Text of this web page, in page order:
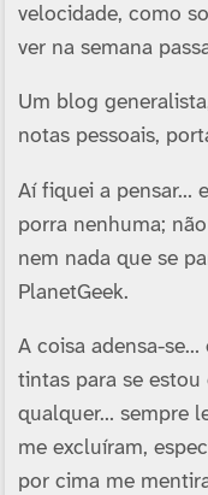
velocidade, como
ver na semana
Um blog
notas pessoais,
Aí­ fiquei a pensar…
porra nenhuma;
nem nada que se
PlanetGeek.
A coisa adensa-
tintas para se
qualquer… sempre
me excluí­ram,
por cima me